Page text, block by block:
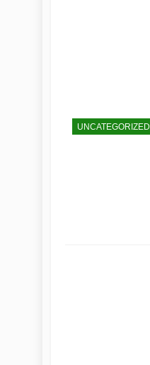
UNCATEGORIZED